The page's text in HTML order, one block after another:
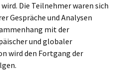
Die Teilnehmer waren sich
Gespräche und Analysen
mit der
und globaler
wird den Fortgang der